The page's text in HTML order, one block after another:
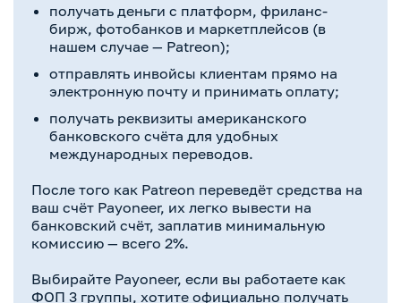
получать деньги с платформ, фриланс-
бирж, фотобанков и маркетплейсов (в
нашем случае — Patreon);
отправлять инвойсы клиентам прямо на
электронную почту и принимать оплату;
получать реквизиты американского
банковского счёта для удобных
международных переводов.
После того как Patreon переведёт средства на
ваш счёт Payoneer, их легко вывести на
банковский счёт, заплатив минимальную
комиссию — всего 2%.
Выбирайте Payoneer, если вы работаете как
ФОП 3 группы, хотите официально получать